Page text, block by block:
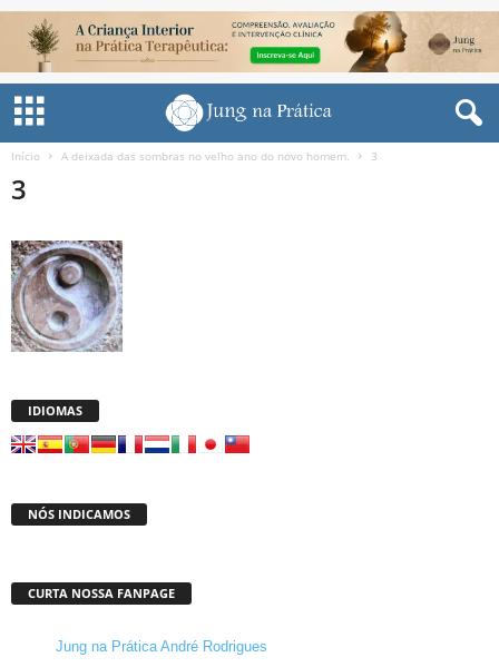
Início A deixada das sombras no velho ano do novo homem. 3
3
IDIOMAS
NÓS INDICAMOS
CURTA NOSSA FANPAGE
Jung na Prática André Rodrigues